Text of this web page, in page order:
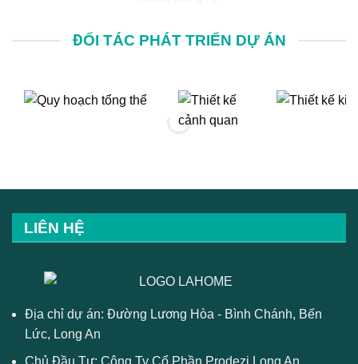
ĐỐI TÁC PHÁT TRIỂN DỰ ÁN
LIÊN HỆ
Địa chỉ dự án: Đường Lương Hòa - Bình Chánh, Bến
Lức, Long An